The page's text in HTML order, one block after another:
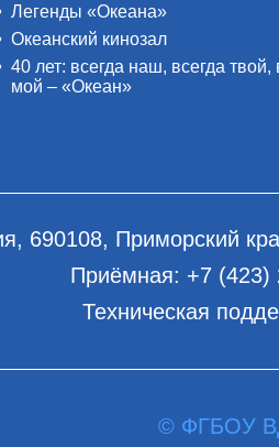
Легенды «Океана»
Океанский кинозал
40 лет: всегда наш, всегда твой,
мой – «Океан»
690108, Приморский
Приёмная: +7 (423)
Техническая
© ФГБОУ